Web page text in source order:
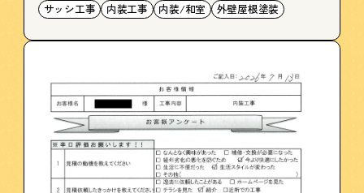
サッシ工事 内装工事 内装/和室 外壁屋根塗装